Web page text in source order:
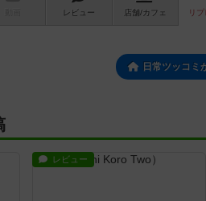
レビュー 店舗/カフェ リプ
日常ツッコミ
レビュー